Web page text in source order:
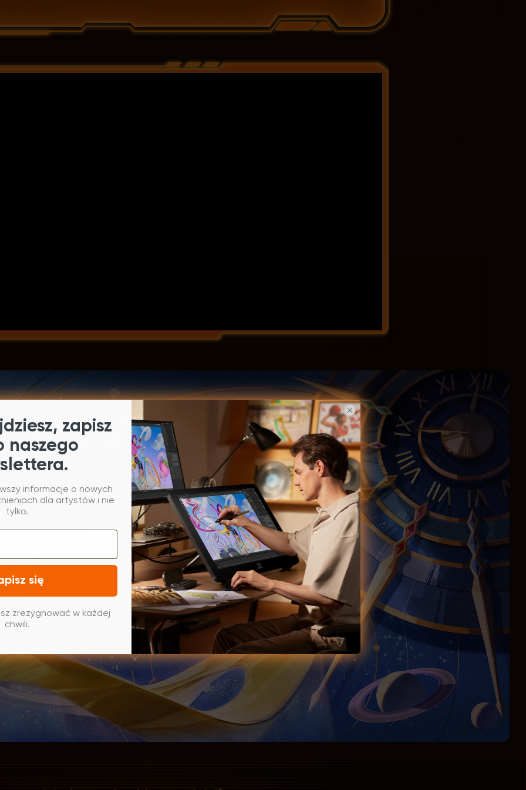
Globalny konkurs rysunkowy 2024 XPPen
Czas trwania konkursu: 16 sierpnia - 15 października
Dołącz teraz
zapisz
naszego
informacje o nowych
dla artystów i nie
tylko.
się
zrezygnować w każdej
chwili.